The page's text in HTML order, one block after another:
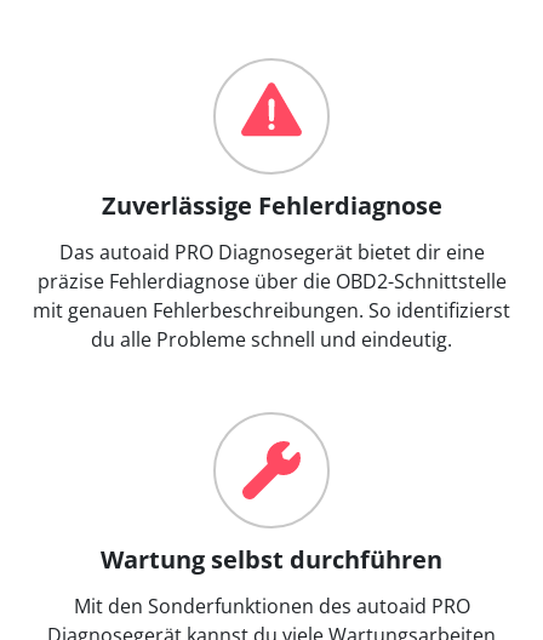
Zuverlässige Fehlerdiagnose
Das autoaid PRO Diagnosegerät bietet dir eine
präzise Fehlerdiagnose über die OBD2-Schnittstelle
mit genauen Fehlerbeschreibungen. So identifizierst
du alle Probleme schnell und eindeutig.
Wartung selbst durchführen
Mit den Sonderfunktionen des autoaid PRO